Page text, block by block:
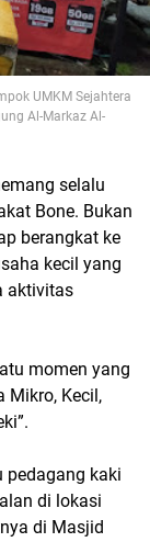
UMKM Sejahtera
Al-Markaz Al-
selalu
Bone. Bukan
berangkat ke
kecil yang
aktivitas
momen yang
Mikro, Kecil,
pedagang kaki
di lokasi
di Masjid